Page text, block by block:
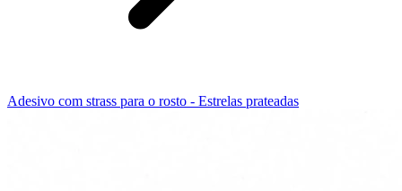
Adesivo com strass para o rosto - Estrelas prateadas